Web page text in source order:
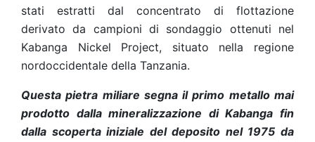
stati estratti dal concentrato di flottazione
derivato da campioni di sondaggio ottenuti nel
Kabanga Nickel Project, situato nella regione
nordoccidentale della Tanzania.
Questa pietra miliare segna il primo metallo mai
prodotto dalla mineralizzazione di Kabanga fin
dalla scoperta iniziale del deposito nel 1975 da